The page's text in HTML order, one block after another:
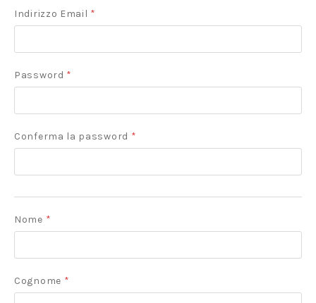
Indirizzo Email *
Password *
Conferma la password *
Nome *
Cognome *